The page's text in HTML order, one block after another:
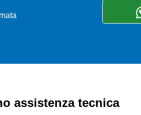
assistenza tecnica